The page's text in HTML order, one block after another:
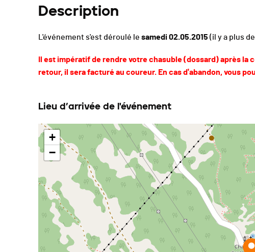
Description
L'événement s'est déroulé le samedi 02.05.2015 (il y a plus de
Il est impératif de rendre votre chasuble (dossard) après la
retour, il sera facturé au coureur. En cas d'abandon, vous
Lieu d’arrivée de l'événement
+
−